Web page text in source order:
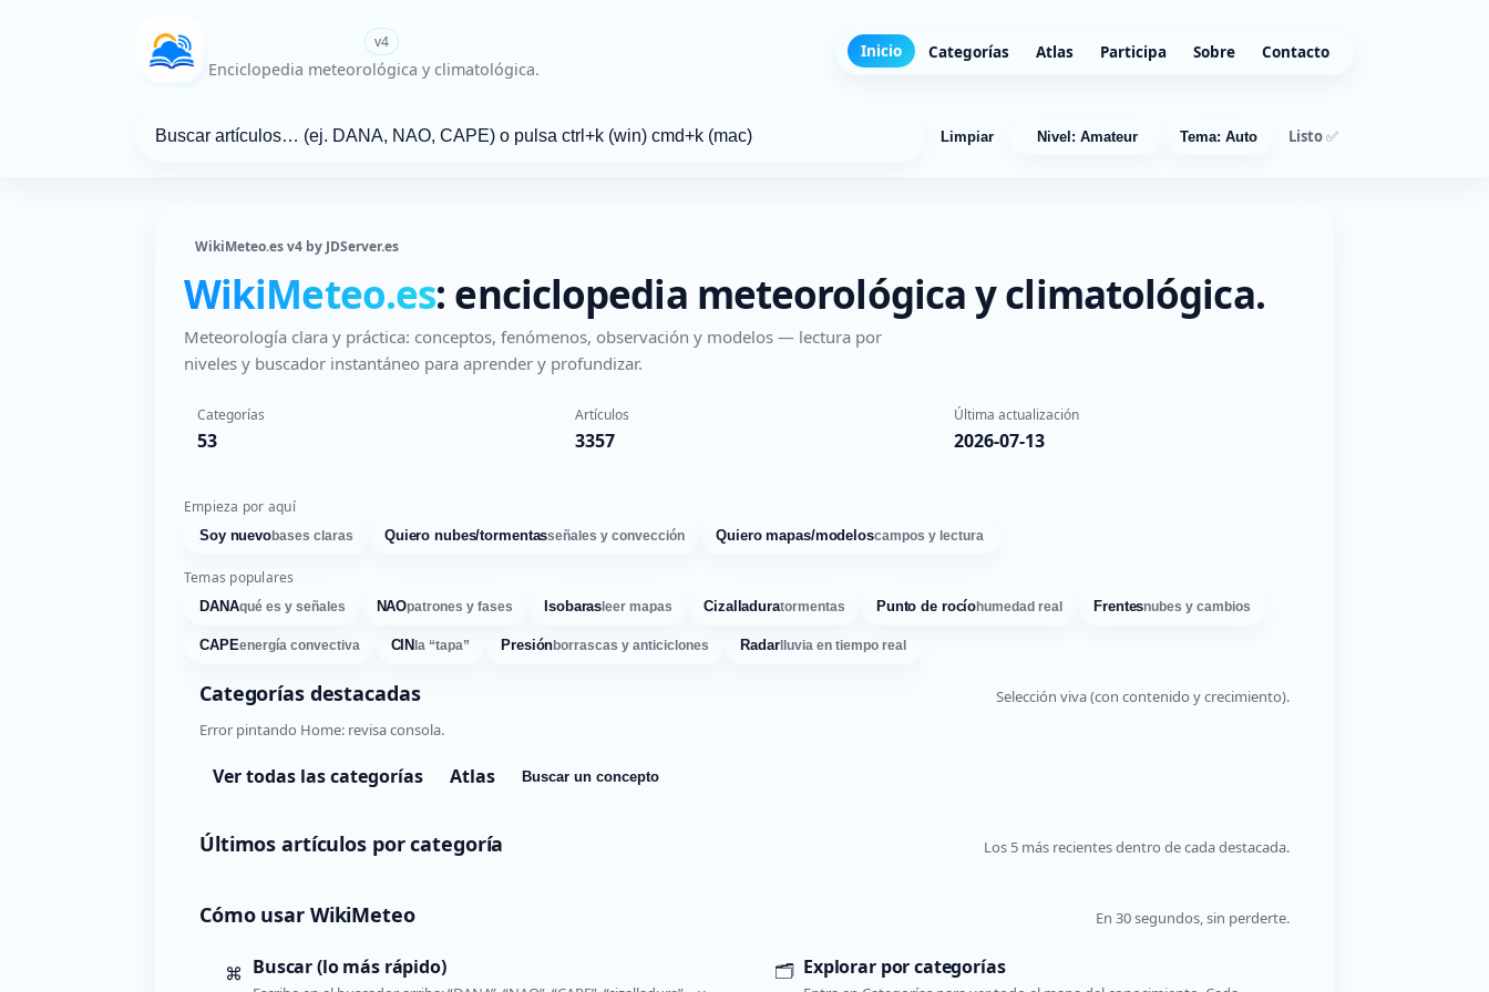
WikiMeteo.es v4
Enciclopedia meteorológica y climatológica.
Inicio Categorías Atlas Participa Sobre Contacto
Limpiar Nivel: Amateur Tema: Auto Listo ✅
WikiMeteo.es v4 by JDServer.es
WikiMeteo.es: enciclopedia meteorológica y climatológica.
Meteorología clara y práctica: conceptos, fenómenos, observación y modelos — lectura por
niveles y buscador instantáneo para aprender y profundizar.
Categorías
53
Artículos
3357
Última actualización
2026-07-13
Empieza por aquí
Soy nuevobases claras Quiero nubes/tormentasseñales y convección Quiero mapas/modeloscampos y lectura
Temas populares
DANAqué es y señales NAOpatrones y fases Isobarasleer mapas Cizalladuratormentas Punto de rocíohumedad real Frentesnubes y cambios
CAPEenergía convectiva CIN la “tapa” Presiónborrascas y anticiclones Radarlluvia en tiempo real
Categorías destacadas
Selección viva (con contenido y crecimiento).
Error pintando Home: revisa consola.
Ver todas las categorías Atlas Buscar un concepto
Últimos artículos por categoría Los 5 más recientes dentro de cada destacada.
Cómo usar WikiMeteo En 30 segundos, sin perderte.
⌘ Buscar (lo más rápido) 🗂️ Explorar por categorías